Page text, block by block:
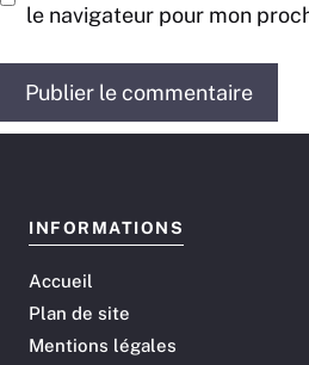
le navigateur pour mon
INFORMATIONS
Accueil
Plan de site
Mentions légales